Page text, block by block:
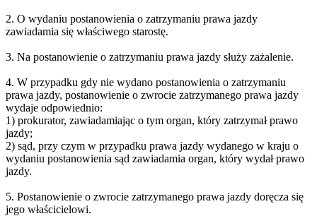
2. O wydaniu postanowienia o zatrzymaniu prawa jazdy
zawiadamia się właściwego starostę.
3. Na postanowienie o zatrzymaniu prawa jazdy służy zażalenie.
4. W przypadku gdy nie wydano postanowienia o zatrzymaniu
prawa jazdy, postanowienie o zwrocie zatrzymanego prawa jazdy
wydaje odpowiednio:
1) prokurator, zawiadamiając o tym organ, który zatrzymał prawo
jazdy;
2) sąd, przy czym w przypadku prawa jazdy wydanego w kraju o
wydaniu postanowienia sąd zawiadamia organ, który wydał prawo
jazdy.
5. Postanowienie o zwrocie zatrzymanego prawa jazdy doręcza się
jego właścicielowi.